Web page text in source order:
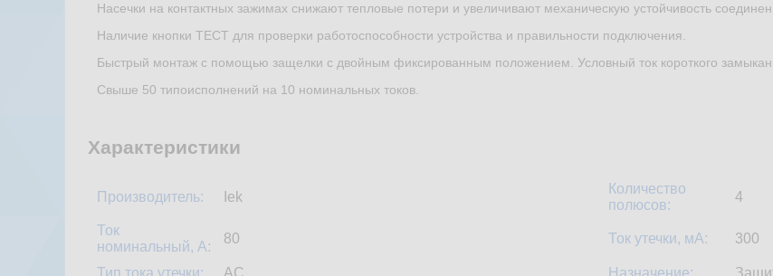
Насечки на контактных зажимах снижают тепловые потери и увеличивают механическую устойчивость
Наличие кнопки ТЕСТ для проверки работоспособности устройства и правильности подключения.
Быстрый монтаж с помощью защелки с двойным фиксированным положением. Условный ток короткого
Свыше 50 типоисполнений на 10 номинальных токов.
Характеристики
Производитель: Iek
Количество
полюсов:
4
Ток
номинальный, А:
80 Ток утечки, мА: 300
Тип тока утечки: AC Назначение: